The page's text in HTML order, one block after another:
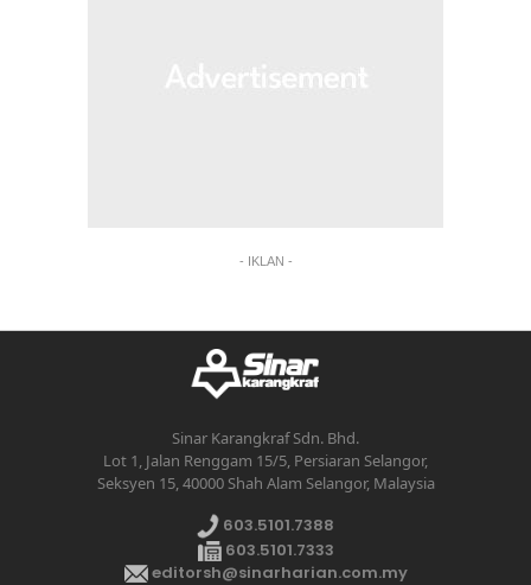
- IKLAN -
Sinar Karangkraf Sdn. Bhd.
Lot 1, Jalan Renggam 15/5, Persiaran Selangor,
Seksyen 15, 40000 Shah Alam Selangor, Malaysia
603.5101.7388
603.5101.7333
editorsh@sinarharian.com.my